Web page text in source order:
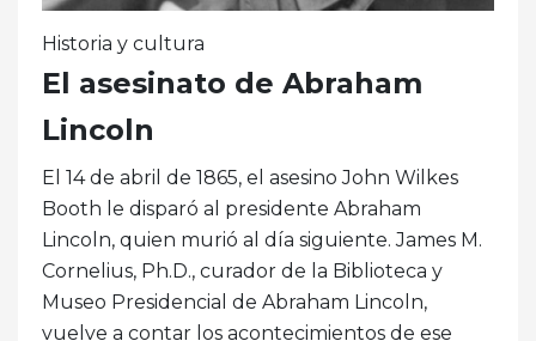
Historia y cultura
El asesinato de Abraham
Lincoln
El 14 de abril de 1865, el asesino John Wilkes
Booth le disparó al presidente Abraham
Lincoln, quien murió al día siguiente. James M.
Cornelius, Ph.D., curador de la Biblioteca y
Museo Presidencial de Abraham Lincoln,
vuelve a contar los acontecimientos de ese